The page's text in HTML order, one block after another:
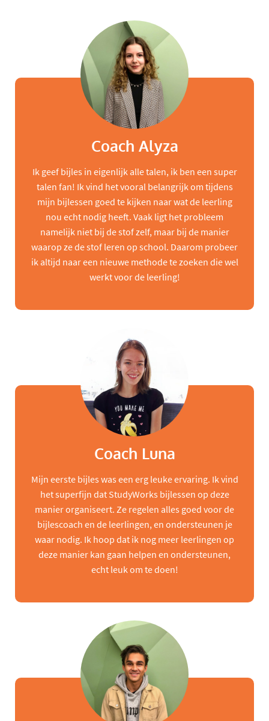
Coach Alyza
Ik geef bijles in eigenlijk alle talen, ik ben een super
talen fan! Ik vind het vooral belangrijk om tijdens
mijn bijlessen goed te kijken naar wat de leerling
nou echt nodig heeft. Vaak ligt het probleem
namelijk niet bij de stof zelf, maar bij de manier
waarop ze de stof leren op school. Daarom probeer
ik altijd naar een nieuwe methode te zoeken die wel
werkt voor de leerling!
Coach Luna
Mijn eerste bijles was een erg leuke ervaring. Ik vind
het superfijn dat StudyWorks bijlessen op deze
manier organiseert. Ze regelen alles goed voor de
bijlescoach en de leerlingen, en ondersteunen je
waar nodig. Ik hoop dat ik nog meer leerlingen op
deze manier kan gaan helpen en ondersteunen,
echt leuk om te doen!